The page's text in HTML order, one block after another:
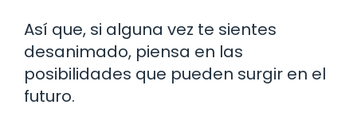
Así que, si alguna vez te sientes
desanimado, piensa en las
posibilidades que pueden surgir en el
futuro.